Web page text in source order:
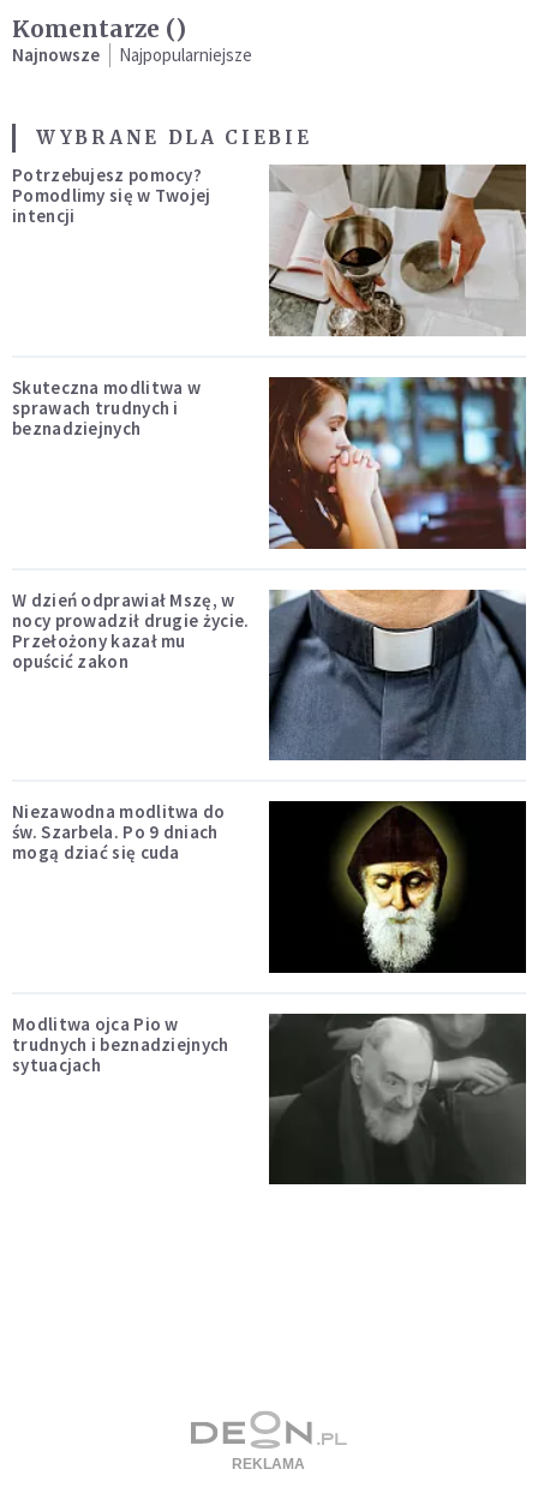
Komentarze ()
Najnowsze Najpopularniejsze
WYBRANE DLA CIEBIE
Potrzebujesz pomocy?
Pomodlimy się w Twojej
intencji
Skuteczna modlitwa w
sprawach trudnych i
beznadziejnych
W dzień odprawiał Mszę, w
nocy prowadził drugie życie.
Przełożony kazał mu
opuścić zakon
Niezawodna modlitwa do
św. Szarbela. Po 9 dniach
mogą dziać się cuda
Modlitwa ojca Pio w
trudnych i beznadziejnych
sytuacjach